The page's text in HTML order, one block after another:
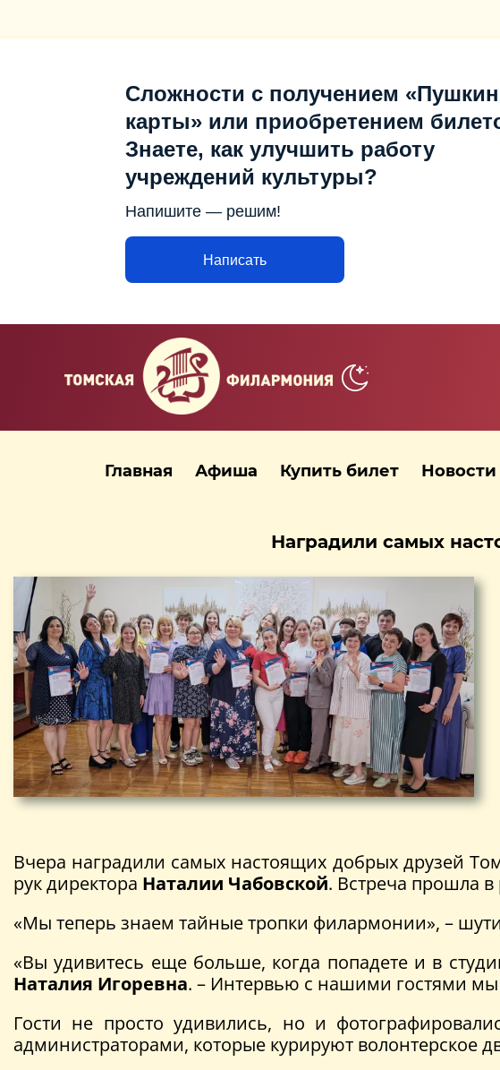
Сложности с получением
карты» или приобретением
Знаете, как улучшить работу
учреждений культуры?
Напишите — решим!
Написать
Главная Афиша Купить билет Новости
Наградили самых
Вчера наградили самых настоящих добрых друзей
рук директора Наталии Чабовской. Встреча прошла в
«Мы теперь знаем тайные тропки филармонии», –
«Вы удивитесь еще больше, когда попадете и в
Наталия Игоревна. – Интервью с нашими гостями мы
Гости не просто удивились, но и
администраторами, которые курируют волонтерское